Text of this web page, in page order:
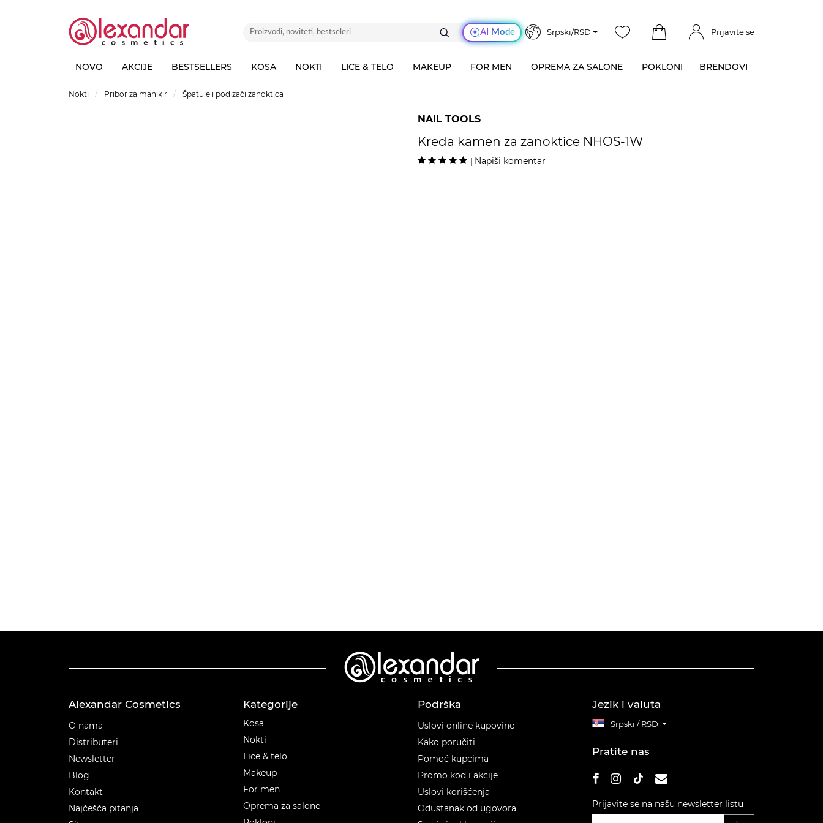
AI Mode Srpski/RSD Prijavite se
NOVO AKCIJE BESTSELLERS KOSA NOKTI LICE & TELO MAKEUP FOR MEN OPREMA ZA SALONE POKLONI BRENDOVI
Nokti Pribor za manikir Špatule i podizači zanoktica
NAIL TOOLS
Kreda kamen za zanoktice NHOS-1W
| Napiši komentar
Alexandar Cosmetics
O nama
Distributeri
Newsletter
Blog
Kontakt
Najčešća pitanja
Kategorije
Kosa
Nokti
Lice & telo
Makeup
For men
Oprema za salone
Podrška
Uslovi online kupovine
Kako poručiti
Pomoć kupcima
Promo kod i akcije
Uslovi korišćenja
Odustanak od ugovora
Jezik i valuta
Srpski / RSD
Pratite nas
Prijavite se na našu newsletter listu